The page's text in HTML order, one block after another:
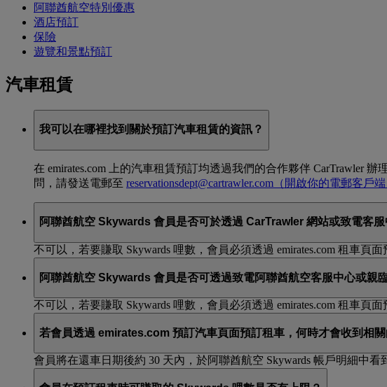
阿聯酋航空特別優惠
酒店預訂
保險
遊覽和景點預訂
汽車租賃
我可以在哪裡找到關於預訂汽車租賃的資訊？
在 emirates.com 上的汽車租賃預訂均透過我們的合作夥伴 CarTrawler
問，請發送電郵至 reservationsdept@cartrawler.com （開啟你的電郵客戶端
阿聯酋航空 Skywards 會員是否可於透過 CarTrawler 網站或致電客
不可以，若要賺取 Skywards 哩數，會員必須透過 emirates.com 租車頁面
阿聯酋航空 Skywards 會員是否可透過致電阿聯酋航空客服中心或親
不可以，若要賺取 Skywards 哩數，會員必須透過 emirates.com 租車頁面
若會員透過 emirates.com 預訂汽車頁面預訂租車，何時才會收到相
會員將在還車日期後約 30 天內，於阿聯酋航空 Skywards 帳戶明細中看